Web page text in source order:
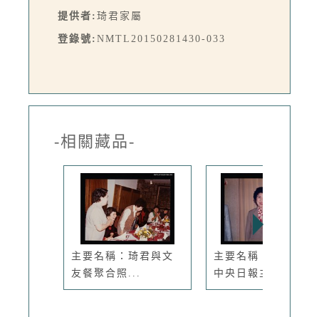
提供者: 琦君家屬
登錄號: NMTL20150281430-033
-相關藏品-
主要名稱：琦君與文
友餐聚合照...
主要名稱：琦君出席
中央日報主...